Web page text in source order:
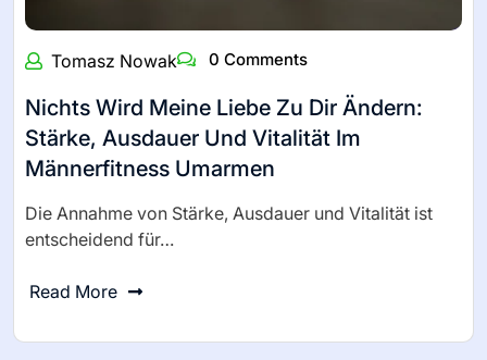
Tomasz Nowak 0 Comments
Nichts Wird Meine Liebe Zu Dir Ändern:
Stärke, Ausdauer Und Vitalität Im
Männerfitness Umarmen
Die Annahme von Stärke, Ausdauer und Vitalität ist
entscheidend für…
Read More